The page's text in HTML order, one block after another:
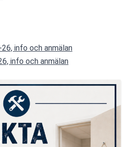
info och anmälan
info och anmälan